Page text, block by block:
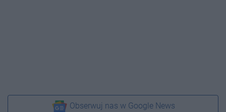
Obserwuj nas w Google News